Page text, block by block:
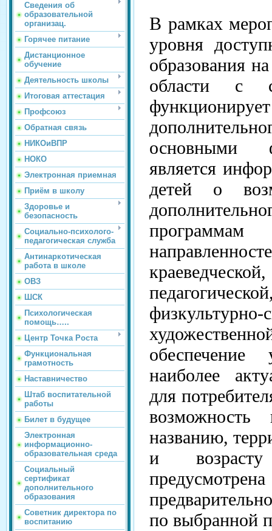
Сведения об
образовательной
организац.
Горячее питание
Дистанционное
обучение
Деятельность школы
Итоговая аттестация
Профсоюз
Обратная связь
НИКОиВПР
НОКО
Электронная приемная
Приём в школу
Здоровье и
безопасность
Социально-психолого-
педагогическая служба
Антинаркотическая
работа в школе
ОВЗ
ШСК
Психологическая
помощь…..
Центр Точка Роста
Функциональная
грамотность
Наставничество
Штаб воспитательной
работы
Билет в будущее
Электронная
информационно-
образовательная среда
Социальный
сертификат
дополнительного
образования
Советник директора по
воспитанию
В рамках
уровня
образования
области с
основными
является
детей о
физкультурно-
наиболее
для
названию,
и
по выбранной